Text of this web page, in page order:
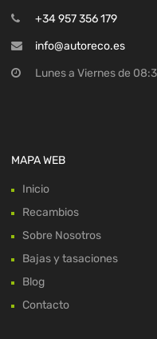
+34 957 356 179
info@autoreco.es
Lunes a Viernes de
MAPA WEB
Inicio
Recambios
Sobre Nosotros
Bajas y tasaciones
Blog
Contacto